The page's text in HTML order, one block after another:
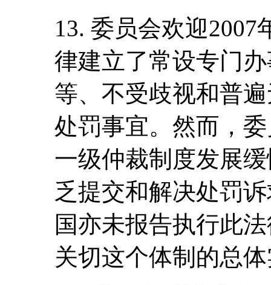
13. 委员会欢迎2007
律建立了常设专门
等、不受歧视和普
处罚事宜。然而，
一级仲裁制度发展
乏提交和解决处罚
国亦未报告执行此
关切这个体制的总